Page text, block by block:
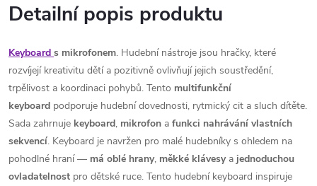
Detailní popis produktu
Keyboard s mikrofonem. Hudební nástroje jsou hračky, které
rozvíjejí kreativitu dětí a pozitivně ovlivňují jejich soustředění,
trpělivost a koordinaci pohybů. Tento multifunkční
keyboard podporuje hudební dovednosti, rytmický cit a sluch dítěte.
Sada zahrnuje keyboard, mikrofon a funkci nahrávání vlastních
sekvencí. Keyboard je navržen pro malé hudebníky s ohledem na
pohodlné hraní — má oblé hrany, měkké klávesya jednoduchou
ovladatelnost pro dětské ruce. Tento hudební keyboard inspiruje